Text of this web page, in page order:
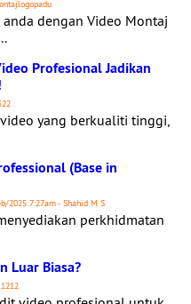
dengan Video Montaj
Profesional Jadikan
yang berkualiti tinggi,
(Base in
2025 7:27am - Shahid M S
perkhidmatan
Luar Biasa?